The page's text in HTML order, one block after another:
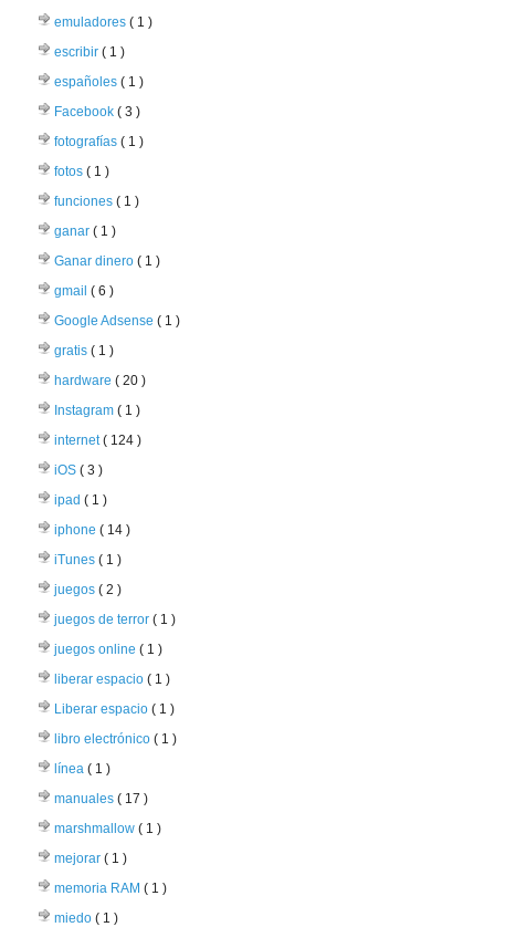
emuladores ( 1 )
escribir ( 1 )
españoles ( 1 )
Facebook ( 3 )
fotografías ( 1 )
fotos ( 1 )
funciones ( 1 )
ganar ( 1 )
Ganar dinero ( 1 )
gmail ( 6 )
Google Adsense ( 1 )
gratis ( 1 )
hardware ( 20 )
Instagram ( 1 )
internet( 124 )
iOS ( 3 )
ipad ( 1 )
iphone ( 14 )
iTunes ( 1 )
juegos ( 2 )
juegos de terror ( 1 )
juegos online ( 1 )
liberar espacio ( 1 )
Liberar espacio ( 1 )
libro electrónico ( 1 )
línea ( 1 )
manuales ( 17 )
marshmallow ( 1 )
mejorar ( 1 )
memoria RAM ( 1 )
miedo ( 1 )